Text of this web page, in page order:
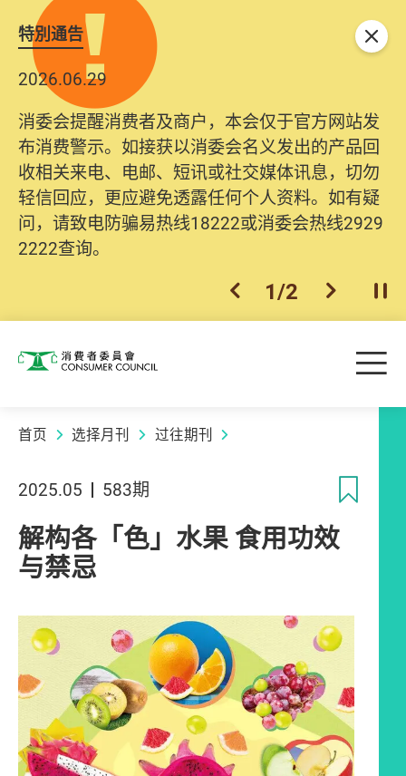
特別通告
2026.06.29
消委会提醒消费者及商户，本会仅于官方网站发
布消费警示。如接获以消委会名义发出的产品回
收相关来电、电邮、短讯或社交媒体讯息，切勿
轻信回应，更应避免透露任何个人资料。如有疑
问，请致电防骗易热线18222或消委会热线2929
2222查询。
上一个
1/2 下一个开
关闭
消费者委员会 目
首页 选择月刊 过往期刊
2025.05 583期
解构各「色」水果 食用功效
与禁忌